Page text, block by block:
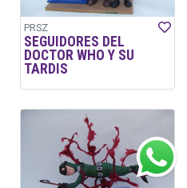
PRSZ
SEGUIDORES DEL
DOCTOR WHO Y SU
TARDIS